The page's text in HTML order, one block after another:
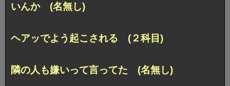
いんか (名無し)
ヘアッでよう起こされる (２科目)
隣の人も嫌いって言ってた (名無し)